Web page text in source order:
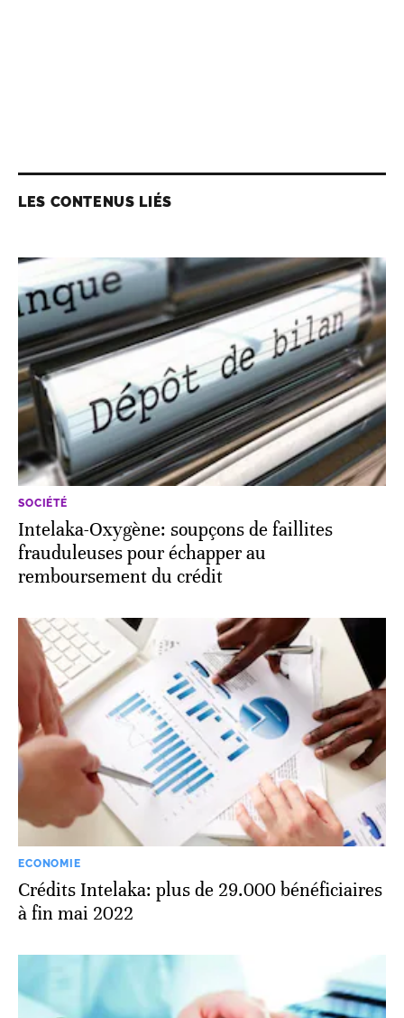
LES CONTENUS LIÉS
SOCIÉTÉ
Intelaka-Oxygène: soupçons de faillites
frauduleuses pour échapper au
remboursement du crédit
ECONOMIE
Crédits Intelaka: plus de 29.000 bénéficiaires
à fin mai 2022